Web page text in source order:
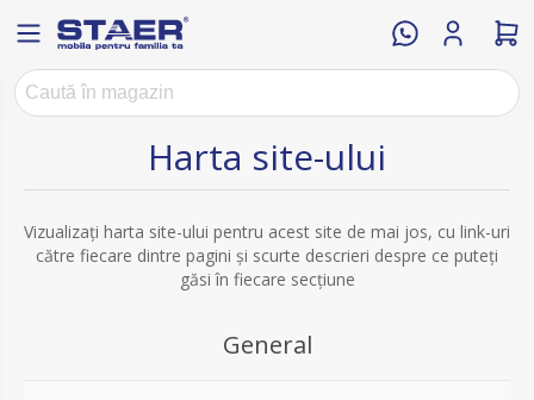
Harta site-ului
Vizualizați harta site-ului pentru acest site de mai jos, cu link-uri
către fiecare dintre pagini și scurte descrieri despre ce puteți
găsi în fiecare secțiune
General